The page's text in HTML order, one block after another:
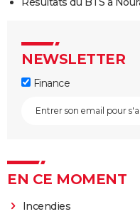
NEWSLETTER
Finance
EN CE MOMENT
Incendies